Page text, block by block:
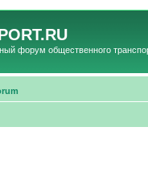
общественного